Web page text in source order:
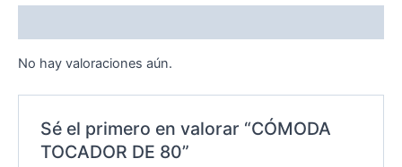
No hay valoraciones aún.
Sé el primero en valorar “CÓMODA
TOCADOR DE 80”